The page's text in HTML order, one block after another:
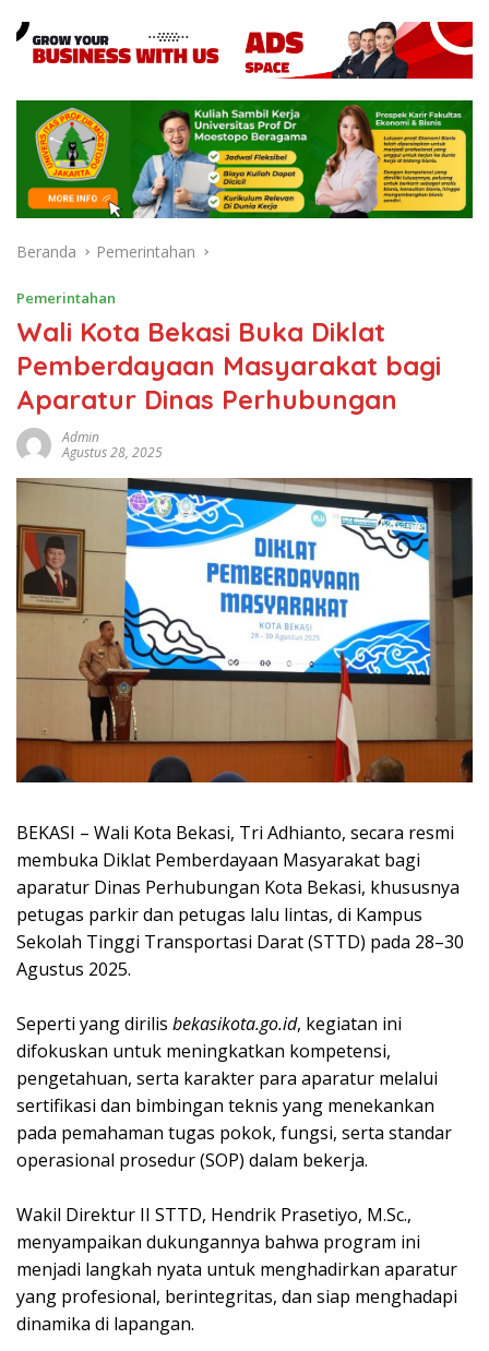
Beranda Pemerintahan
Pemerintahan
Wali Kota Bekasi Buka Diklat
Pemberdayaan Masyarakat bagi
Aparatur Dinas Perhubungan
Admin
Agustus 28, 2025
BEKASI – Wali Kota Bekasi, Tri Adhianto, secara resmi
membuka Diklat Pemberdayaan Masyarakat bagi
aparatur Dinas Perhubungan Kota Bekasi, khususnya
petugas parkir dan petugas lalu lintas, di Kampus
Sekolah Tinggi Transportasi Darat (STTD) pada 28–30
Agustus 2025.
‎Seperti yang dirilis bekasikota.go.id, kegiatan ini
difokuskan untuk meningkatkan kompetensi,
pengetahuan, serta karakter para aparatur melalui
sertifikasi dan bimbingan teknis yang menekankan
pada pemahaman tugas pokok, fungsi, serta standar
operasional prosedur (SOP) dalam bekerja.
‎Wakil Direktur II STTD, Hendrik Prasetiyo, M.Sc.,
menyampaikan dukungannya bahwa program ini
menjadi langkah nyata untuk menghadirkan aparatur
yang profesional, berintegritas, dan siap menghadapi
dinamika di lapangan.